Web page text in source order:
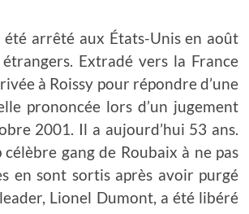
été arrêté aux États-Unis en août
Extradé vers la France
à Roissy pour répondre d’une
prononcée lors d’un jugement
2001. Il a aujourd’hui 53 ans.
gang de Roubaix à ne pas
en sont sortis après avoir purgé
Lionel Dumont, a été libéré